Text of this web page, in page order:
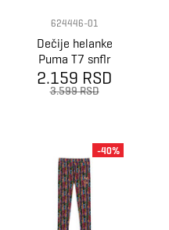
624446-01
Dečije helanke
Puma T7 snflr
leggings g
2.159 RSD
3.599 RSD
-40%